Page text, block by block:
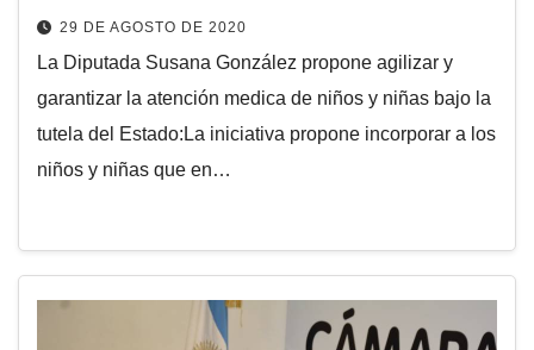
29 DE AGOSTO DE 2020
La Diputada Susana González propone agilizar y
garantizar la atención medica de niños y niñas bajo la
tutela del Estado:La iniciativa propone incorporar a los
niños y niñas que en…